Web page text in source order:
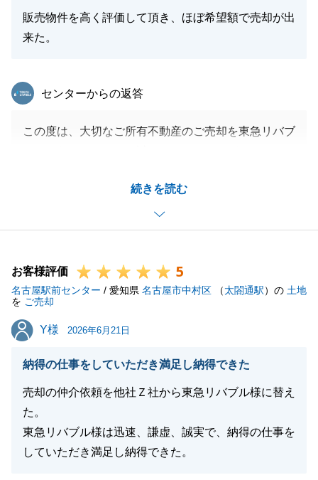
販売物件を高く評価して頂き、ほぼ希望額で売却が出
来た。
続きを読む
東急リバブル
センターからの返答
この度は、大切なご所有不動産のご売却を東急リバブ
て御礼申し上げます。
今回はS様が遠方にお住まいということもあり、お手
続きにあたりご不安な点も多々おありだったかと存じ
そのような中、S様のご協力もあり、
無事にお引き渡しまで完了し、微力ながらお力になれ
ましたことを何より光栄に存じます。
今後ともお困り事がありましたら是非ともご連絡いた
よろしくお願い申し上げます。
閉じる
お客様評価 5
名古屋駅前センター / 愛知県 名古屋市中村区 （太閤通駅）の 土地
を ご売却
Y様
Y様 2026年6月21日
納得の仕事をしていただき満足し納得できた
売却の仲介依頼を他社Ｚ社から東急リバブル様に替え
た。
東急リバブル様は迅速、謙虚、誠実で、納得の仕事を
していただき満足し納得できた。